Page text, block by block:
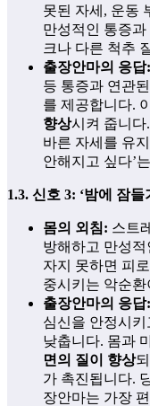
못된 자세, 운동
만성적인 통증
크나 다른 척추
출장안마의 응답:
등 통증과 연관
를 제공합니다.
향상시켜 줍니다
바른 자세를 유
안해지고 싶다’
1.3. 신호 3: ‘밤에 잠
몸의 외침: 스트
방해하고 만성
자지 못하면 피
중시키는 악순환
출장안마의 응답:
심신을 안정시
낮춥니다. 몸과
면의 질이 향상
가 촉진됩니다.
장안마는 가장